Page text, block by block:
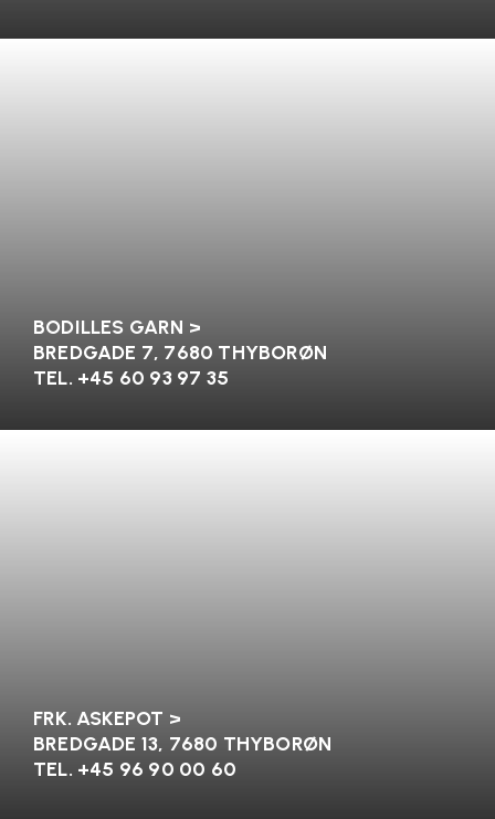
BODILLES GARN >
BREDGADE 7, 7680 THYBORØN
TEL. +45 60 93 97 35
FRK. ASKEPOT >
BREDGADE 13, 7680 THYBORØN
TEL. +45 96 90 00 60